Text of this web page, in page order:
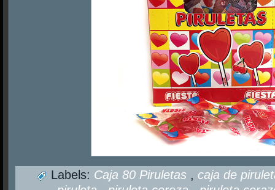
Labels: Caja 80 Piruletas ,caja de